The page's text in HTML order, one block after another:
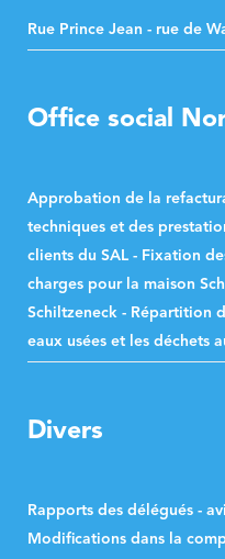
Rue Prince Jean - rue de
Office social
Approbation de la
techniques et des
clients du SAL - Fixation
charges pour la maison
Schiltzeneck - Répartition
eaux usées et les déchets
Divers
Rapports des délégués -
Modifications dans la